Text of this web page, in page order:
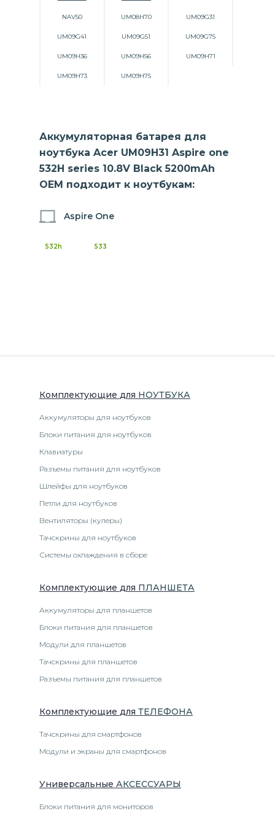
NAV50 UM08H70 UM09G31
UM09G41 UM09G51 UM09G75
UM09H36 UM09H56 UM09H71
UM09H73 UM09H75
Аккумуляторная батарея для
ноутбука Acer UM09H31 Aspire one
532H series 10.8V Black 5200mAh
OEM подходит к ноутбукам:
Aspire One
532h 533
Комплектующие для НОУТБУКА
Аккумуляторы для ноутбуков
Блоки питания для ноутбуков
Клавиатуры
Разъемы питания для ноутбуков
Шлейфы для ноутбуков
Петли для ноутбуков
Вентиляторы (кулеры)
Тачскрины для ноутбуков
Системы охлаждения в сборе
Комплектующие для ПЛАНШЕТА
Аккумуляторы для планшетов
Блоки питания для планшетов
Модули для планшетов
Тачскрины для планшетов
Разъемы питания для планшетов
Комплектующие для ТЕЛЕФОНА
Тачскрины для смартфонов
Модули и экраны для смартфонов
Универсальные АКСЕССУАРЫ
Блоки питания для мониторов